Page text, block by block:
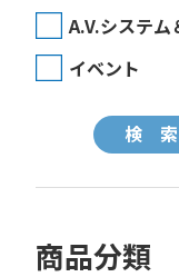
A.V.システム
イベント
商品分類